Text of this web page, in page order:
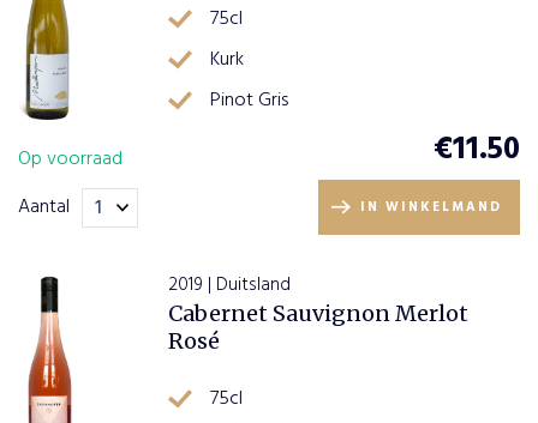
75cl
Kurk
Pinot Gris
Op voorraad
€11.50
Aantal IN WINKELMAND
2019 | Duitsland
Cabernet Sauvignon Merlot
Rosé
75cl